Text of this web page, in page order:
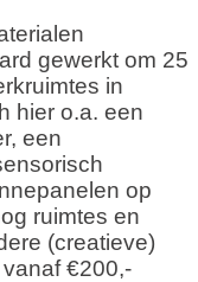
gewerkt om 25
in
hier o.a. een
een
op
ruimtes en
(creatieve)
€200,-